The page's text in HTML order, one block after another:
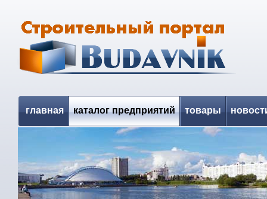
главная каталог предприятий товары